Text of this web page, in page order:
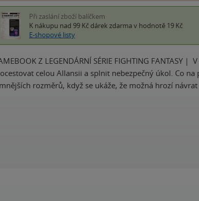
Při zaslání zboží balíčkem
K nákupu nad 99 Kč dárek zdarma v hodnotě 19 Kč
E-shopové listy
Z LEGENDÁRNÍ SÉRIE FIGHTING
celou Allansii a splnit nebezpečný úkol. Co
rozměrů, když se ukáže, že možná hrozí